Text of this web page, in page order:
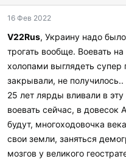
16 Фев 2022
V22Rus, Украину надо
трогать вообще. Воевать
холопами выглядеть супер
закрывали, не получилось..
25 лет лярды вливали в
воевать сейчас, в довесок
будут, многоходовочка
свои земли, заняться
мозгов у великого